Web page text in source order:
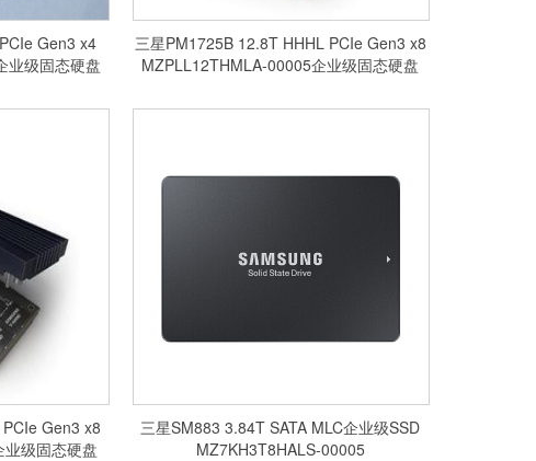
Gen3 x4
业级固态硬盘
三星PM1725B 12.8T HHHL PCIe Gen3 x8
MZPLL12THMLA-00005企业级固态硬盘
Gen3 x8
级固态硬盘
三星SM883 3.84T SATA MLC企业级SSD
MZ7KH3T8HALS-00005